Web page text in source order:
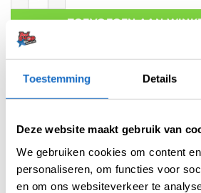
Toestemming Details
Deze website maakt gebruik van
We gebruiken cookies om content
personaliseren, om functies voor
en om ons websiteverkeer te
TOEVOEGEN AAN
Gratis verzending vanaf 50,- In NL en BE
Betaal later met Klarna
Retouren binnen 14 dagen
Categorieën:Schrijfborden,Scoreborden
Merk: Harrows